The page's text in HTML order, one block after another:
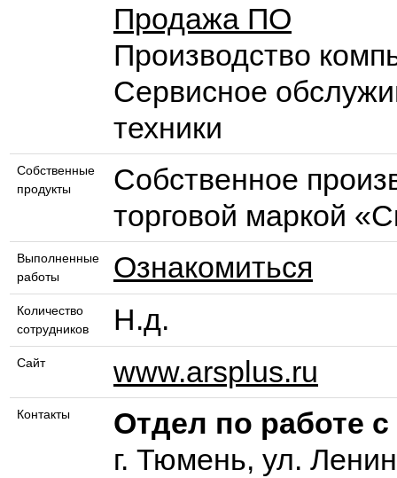
Продажа ПО
Производство
Сервисное
техники
Собственные
продукты
Собственное
торговой маркой
Выполненные
работы
Ознакомиться
Количество
сотрудников
Н.д.
Сайт www.arsplus.ru
Контакты
Отдел по работе
г. Тюмень, ул.